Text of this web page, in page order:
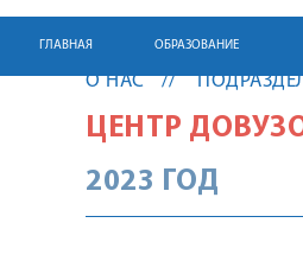
ГЛАВНАЯ ОБРАЗОВАНИЕ
О НАС
ЦЕНТР
2023 ГОД